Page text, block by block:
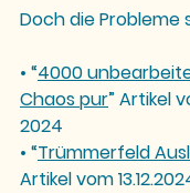
Doch die Probleme
• “4000
Chaos pur” Artikel
2024
• “Trümmerfeld
Artikel vom